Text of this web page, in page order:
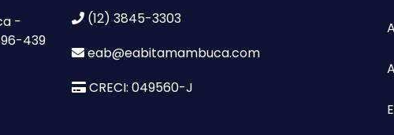
-
439
(12) 3845-3303
eab@eabitamambuca.com
CRECI: 049560-J